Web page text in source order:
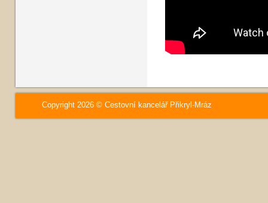
Copyright 2026 © Cestovní kancelář Přikryl-Mráz